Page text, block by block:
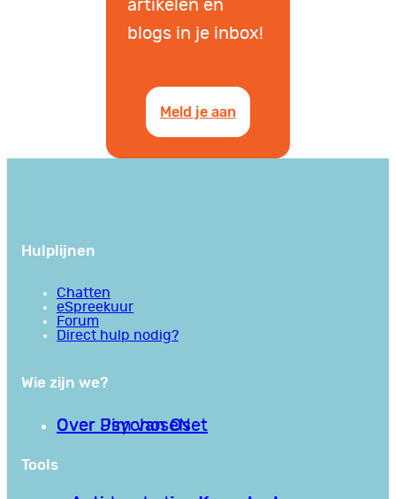
artikelen en
blogs in je inbox!
Meld je aan
Hulplijnen
Chatten
eSpreekuur
Forum
Direct hulp nodig?
Wie zijn we?
Over PsychoseNet
Over Jim van Os
Tools